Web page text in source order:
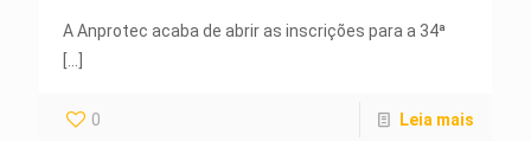
A Anprotec acaba de abrir as inscrições para a 34ª
0 Leia mais